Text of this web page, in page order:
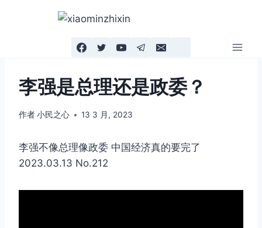
李强是总理还是政委？
作者小民之心 13 3 月, 2023
李强不像总理像政委 中国经济真的要完了
2023.03.13 No.212